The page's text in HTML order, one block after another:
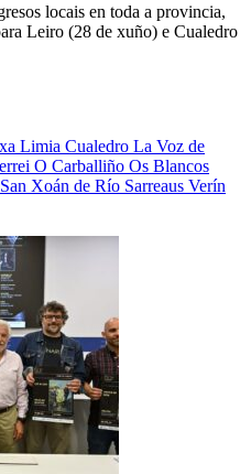
locais en toda a provincia,
Leiro (28 de xuño) e Cualedro
Limia Cualedro La Voz de
O Carballiño Os Blancos
San Xoán de Río Sarreaus Verín